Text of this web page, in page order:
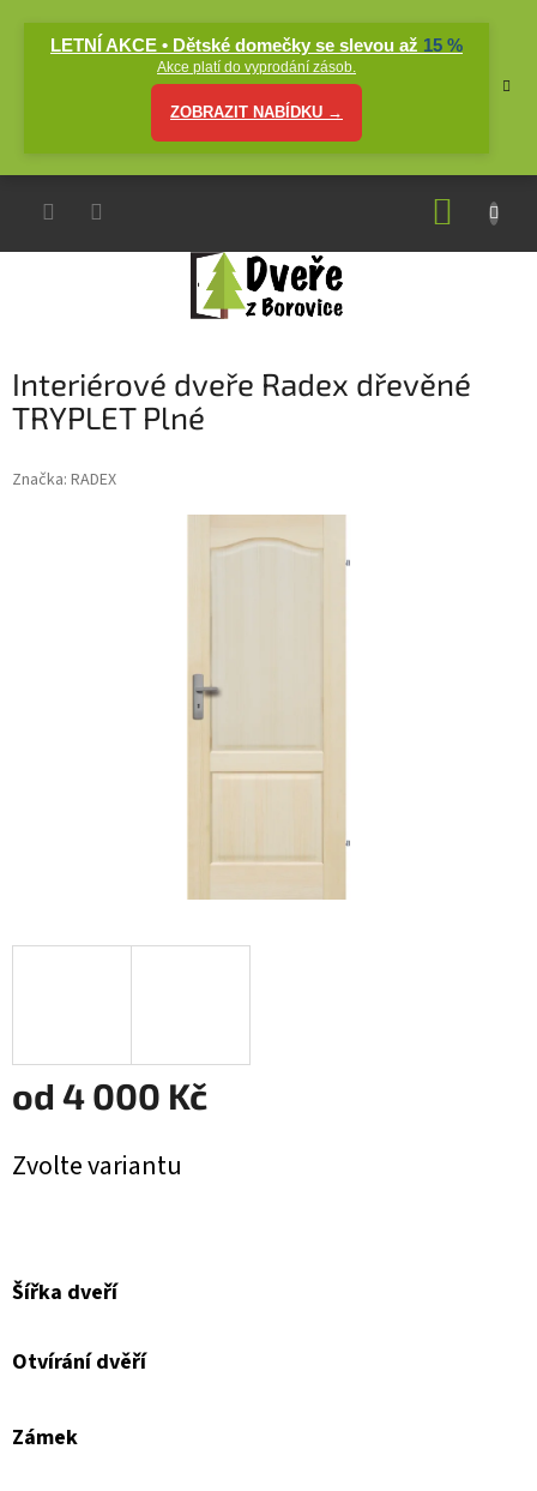
LETNÍ AKCE • Dětské domečky se slevou až 15 %
Akce platí do vyprodání zásob.
ZOBRAZIT NABÍDKU →
Interiérové dveře Radex dřevěné
TRYPLET Plné
Značka: RADEX
od 4 000 Kč
cena:
Zvolte variantu
Šířka dveří
Otvírání dvěří
Zámek